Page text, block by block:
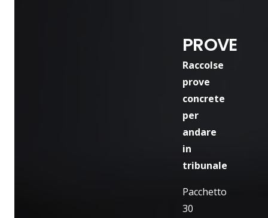
PROVE
Raccolse
prove
concrete
per
andare
in
tribunale
Pacchetto
30